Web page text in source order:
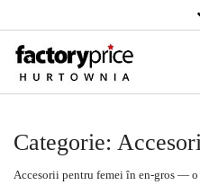
Categorie:
Accesorii pentru femei în en-gros — o